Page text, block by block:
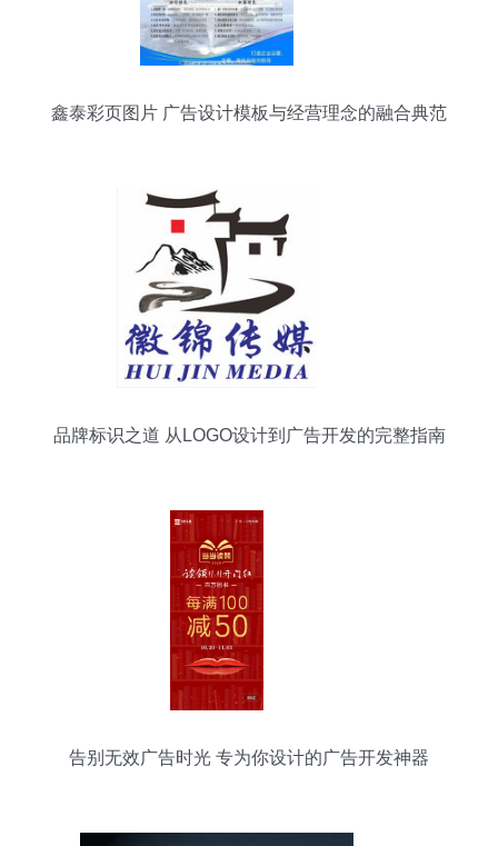
鑫泰彩页图片 广告设计模板与经营理念的融合典范
品牌标识之道 从LOGO设计到广告开发的完整指南
告别无效广告时光 专为你设计的广告开发神器